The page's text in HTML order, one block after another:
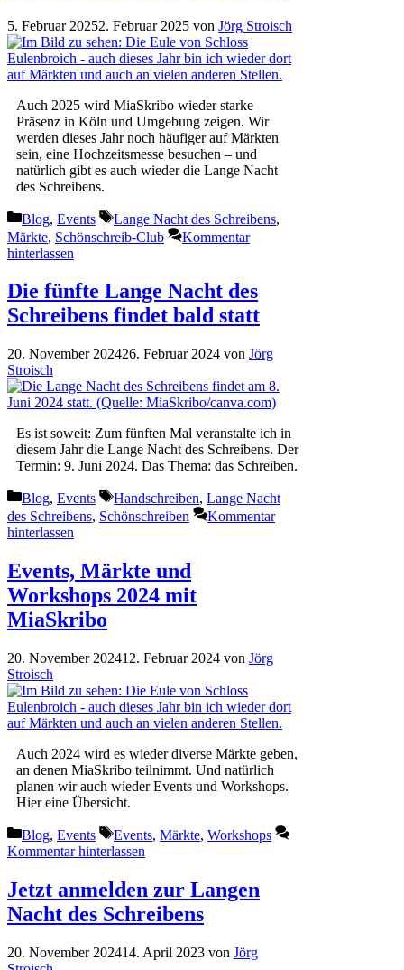
5. Februar 20252. Februar 2025 von Jörg Stroisch
Auch 2025 wird MiaSkribo wieder starke
Präsenz in Köln und Umgebung zeigen. Wir
werden dieses Jahr noch häufiger auf Märkten
sein, eine Hochzeitsmesse besuchen – und
natürlich gibt es auch wieder die Lange Nacht
des Schreibens.
Kategorien
Blog, Events Schlagwörter
Lange Nacht des Schreibens,
Märkte, Schönschreib-Club
Kommentar
hinterlassen
Die fünfte Lange Nacht des
Schreibens findet bald statt
20. November 202426. Februar 2024 von Jörg
Stroisch
Es ist soweit: Zum fünften Mal veranstalte ich in
diesem Jahr die Lange Nacht des Schreibens. Der
Termin: 9. Juni 2024. Das Thema: das Schreiben.
Kategorien
Blog, Events Schlagwörter
Handschreiben, Lange Nacht
des Schreibens, Schönschreiben
Kommentar
hinterlassen
Events, Märkte und
Workshops 2024 mit
MiaSkribo
20. November 202412. Februar 2024 von Jörg
Stroisch
Auch 2024 wird es wieder diverse Märkte geben,
an denen MiaSkribo teilnimmt. Und natürlich
planen wir auch wieder Events und Workshops.
Hier eine Übersicht.
Kategorien
Blog, Events Schlagwörter
Events, Märkte, Workshops
Kommentar hinterlassen
Jetzt anmelden zur Langen
Nacht des Schreibens
20. November 202414. April 2023 von Jörg